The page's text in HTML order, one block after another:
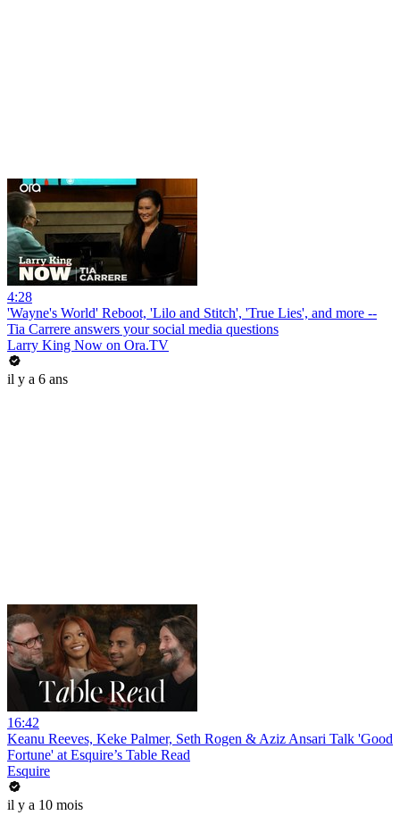
4:28
'Wayne's World' Reboot, 'Lilo and Stitch', 'True Lies', and more --
Tia Carrere answers your social media questions
Larry King Now on Ora.TV
il y a 6 ans
16:42
Keanu Reeves, Keke Palmer, Seth Rogen & Aziz Ansari Talk 'Good
Fortune' at Esquire’s Table Read
Esquire
il y a 10 mois